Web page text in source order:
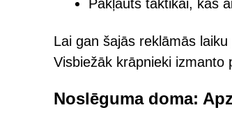
Pakļauts taktikai, kas
Lai gan šajās reklāmās
Visbiežāk krāpnieki izmanto
Noslēguma doma: